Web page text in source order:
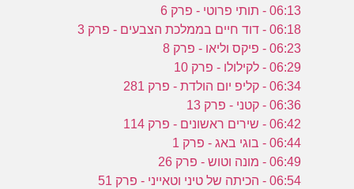
06:13 - תותי פרוטי - פרק 6
06:18 - דוד חיים בממלכת הצבעים - פרק 3
06:23 - פיקס וליאו - פרק 8
06:29 - לקילולו - פרק 10
06:34 - קליפ יום הולדת - פרק 281
06:36 - קטני - פרק 13
06:42 - שירים ראשונים - פרק 114
06:44 - בוגי באג - פרק 1
06:49 - מונה וטוש - פרק 26
06:54 - הכיתה של טיני וטאייני - פרק 51